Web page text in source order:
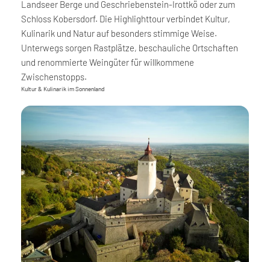
Landseer Berge und Geschriebenstein-Irottkö oder zum
Schloss Kobersdorf. Die Highlighttour verbindet Kultur,
Kulinarik und Natur auf besonders stimmige Weise.
Unterwegs sorgen Rastplätze, beschauliche Ortschaften
und renommierte Weingüter für willkommene
Zwischenstopps.
Kultur & Kulinarik im Sonnenland